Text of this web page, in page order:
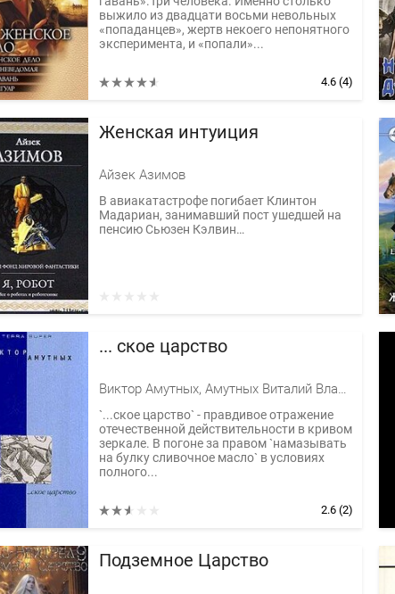
выжило из двадцати восьми невольных
«попаданцев», жертв некоего непонятного
эксперимента, и «попали»...
4.6 (4)
Женская интуиция
Айзек Азимов
В авиакатастрофе погибает Клинтон
Мадариан, занимавший пост ушедшей на
пенсию Сьюзен Кэлвин…
... ское царство
Виктор Амутных, Амутных Виталий Владимирович
`...ское царство` - правдивое отражение
отечественной действительности в кривом
зеркале. В погоне за правом `намазывать
на булку сливочное масло` в условиях
полного...
2.6 (2)
Подземное Царство